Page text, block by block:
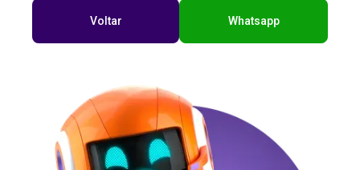
Voltar Whatsapp